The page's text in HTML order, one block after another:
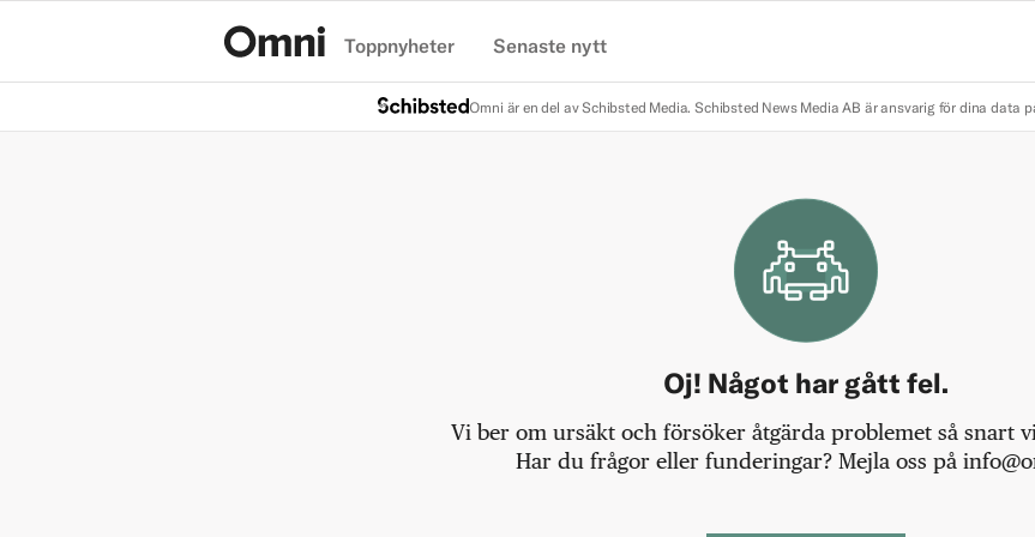
Toppnyheter Senaste nytt
Omni är en del av Schibsted Media. Schibsted News Media AB är ansvarig för dina data
Oj! Något har gått fel.
Vi ber om ursäkt och försöker åtgärda problemet så snart
Har du frågor eller funderingar? Mejla oss på